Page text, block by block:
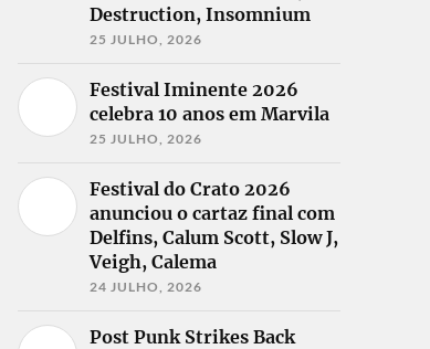
Destruction, Insomnium
25 JULHO, 2026
Festival Iminente 2026
celebra 10 anos em Marvila
25 JULHO, 2026
Festival do Crato 2026
anunciou o cartaz final com
Delfins, Calum Scott, Slow J,
Veigh, Calema
24 JULHO, 2026
Post Punk Strikes Back